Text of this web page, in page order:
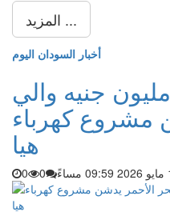
المزيد ...
أخبار السودان اليوم
بتمويل ذاتي 874 مليون جنيه والي
مشروع كهرباء
هيا
0
0